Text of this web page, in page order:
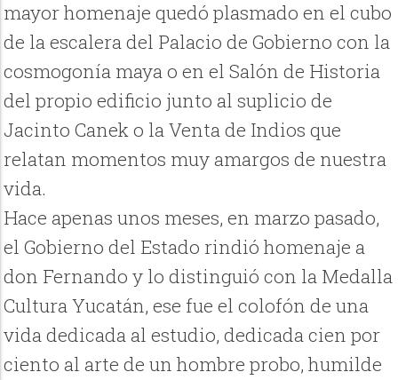
mayor homenaje quedó plasmado en el cubo
de la escalera del Palacio de Gobierno con la
cosmogonía maya o en el Salón de Historia
del propio edificio junto al suplicio de
Jacinto Canek o la Venta de Indios que
relatan momentos muy amargos de nuestra
vida.
Hace apenas unos meses, en marzo pasado,
el Gobierno del Estado rindió homenaje a
don Fernando y lo distinguió con la Medalla
Cultura Yucatán, ese fue el colofón de una
vida dedicada al estudio, dedicada cien por
ciento al arte de un hombre probo, humilde